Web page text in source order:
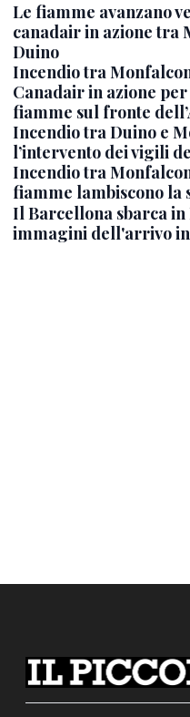
Le fiamme avanzano
canadair in azione tra
Duino
Incendio tra
Canadair in azione
fiamme sul fronte
Incendio tra Duino e
l’intervento dei vigili
Incendio tra
fiamme lambiscono la
Il Barcellona sbarca
immagini dell'arrivo